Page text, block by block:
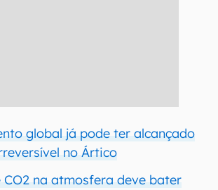
global já pode ter alcançado
no Ártico
CO2 na atmosfera deve bater